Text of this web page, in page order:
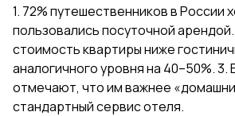
1. 72% путешественников в России
пользовались посуточной
стоимость квартиры ниже
аналогичного уровня на 40–50%. 3.
отмечают, что им важнее
стандартный сервис отеля.